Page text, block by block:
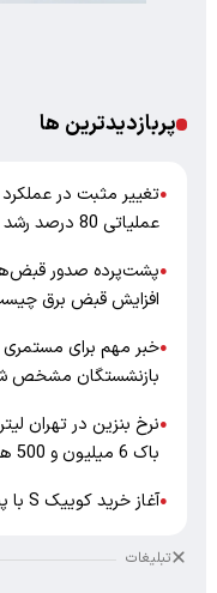
پربازدیدترین ها
●تغییر مثبت در
عملیاتی 80 درصد رشد کرد
●پشت‌پرده صدور
افزایش قبض برق
●خبر مهم برای
بازنشستگان مشخص
●
باک 6 میلیون و 500 هزار تومان!
●آغاز خرید کوییک S با پیش‌پرداخت ۴۹۹ میلیونی
تبلیغات